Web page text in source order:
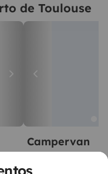
de Toulouse
Campervan
2 viajantes